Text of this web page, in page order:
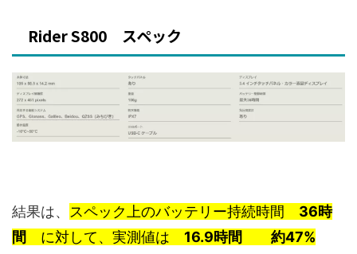
Rider S800 スペック
結果は、 スペック上のバッテリー持続時間 36時
間 に対して、実測値は 16.9時間 約47%